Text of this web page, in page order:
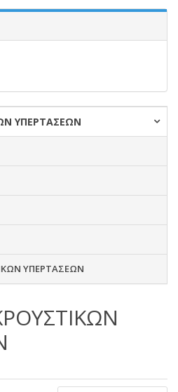
ΥΠΕΡΤΑΣΕΩΝ
ΥΠΕΡΤΑΣΕΩΝ